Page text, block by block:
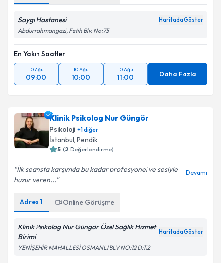
Saygı Hastanesi Haritada Göster
Abdurrahmangazi, Fatih Blv. No:75
En Yakın Saatler
10 Ağu
09:00
10 Ağu
10:00
10 Ağu
11:00 Daha Fazla
Klinik Psikolog Nur Güngör
Psikoloji +1diğer
İstanbul, Pendik
5 (2 Değerlendirme)
İlk seansta karşımda bu kadar profesyonel ve sesiyle
huzur veren...
Devamı
Adres 1 Online Görüşme
Klinik Psikolog Nur Güngör Özel Sağlık Hizmet
Birimi
Haritada Göster
YENİŞEHİR MAHALLESİ OSMANLI BLV NO:12 D:112